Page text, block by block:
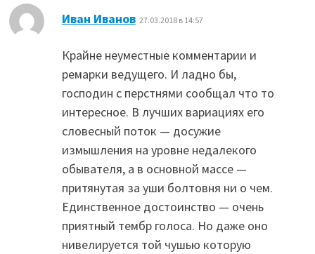
Иван Иванов: 27.03.2018 в 14:57
Крайне неуместные комментарии и
ремарки ведущего. И ладно бы,
господин с перстнями сообщал что то
интересное. В лучших вариациях его
словесный поток — досужие
измышления на уровне недалекого
обывателя, а в основной массе —
притянутая за уши болтовня ни о чем.
Единственное достоинство — очень
приятный тембр голоса. Но даже оно
нивелируется той чушью которую